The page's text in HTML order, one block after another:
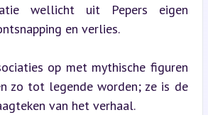
wellicht uit Pepers eigen
en verlies.
op met mythische figuren
zo tot legende worden; ze is de
van het verhaal.